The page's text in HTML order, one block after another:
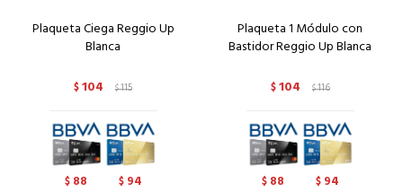
Plaqueta Ciega Reggio Up
Blanca
$104 $115
$ 88 $ 94
Plaqueta 1 Módulo con
Bastidor Reggio Up Blanca
$104 $116
$ 88 $ 94